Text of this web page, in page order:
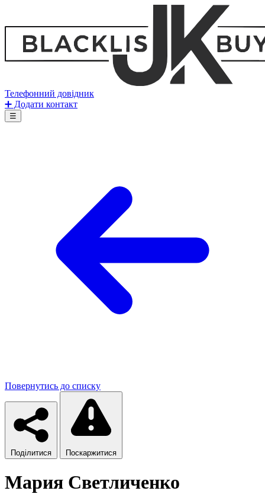
Телефонний довідник
➕ Додати контакт
☰
Повернутись до списку
Поділитися Поскаржитися
Мария Светличенко